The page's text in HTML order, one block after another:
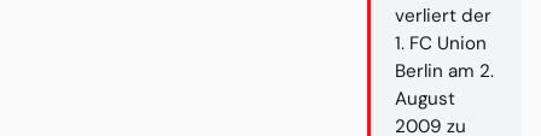
verliert der
1. FC Union
Berlin am 2.
August
2009 zu